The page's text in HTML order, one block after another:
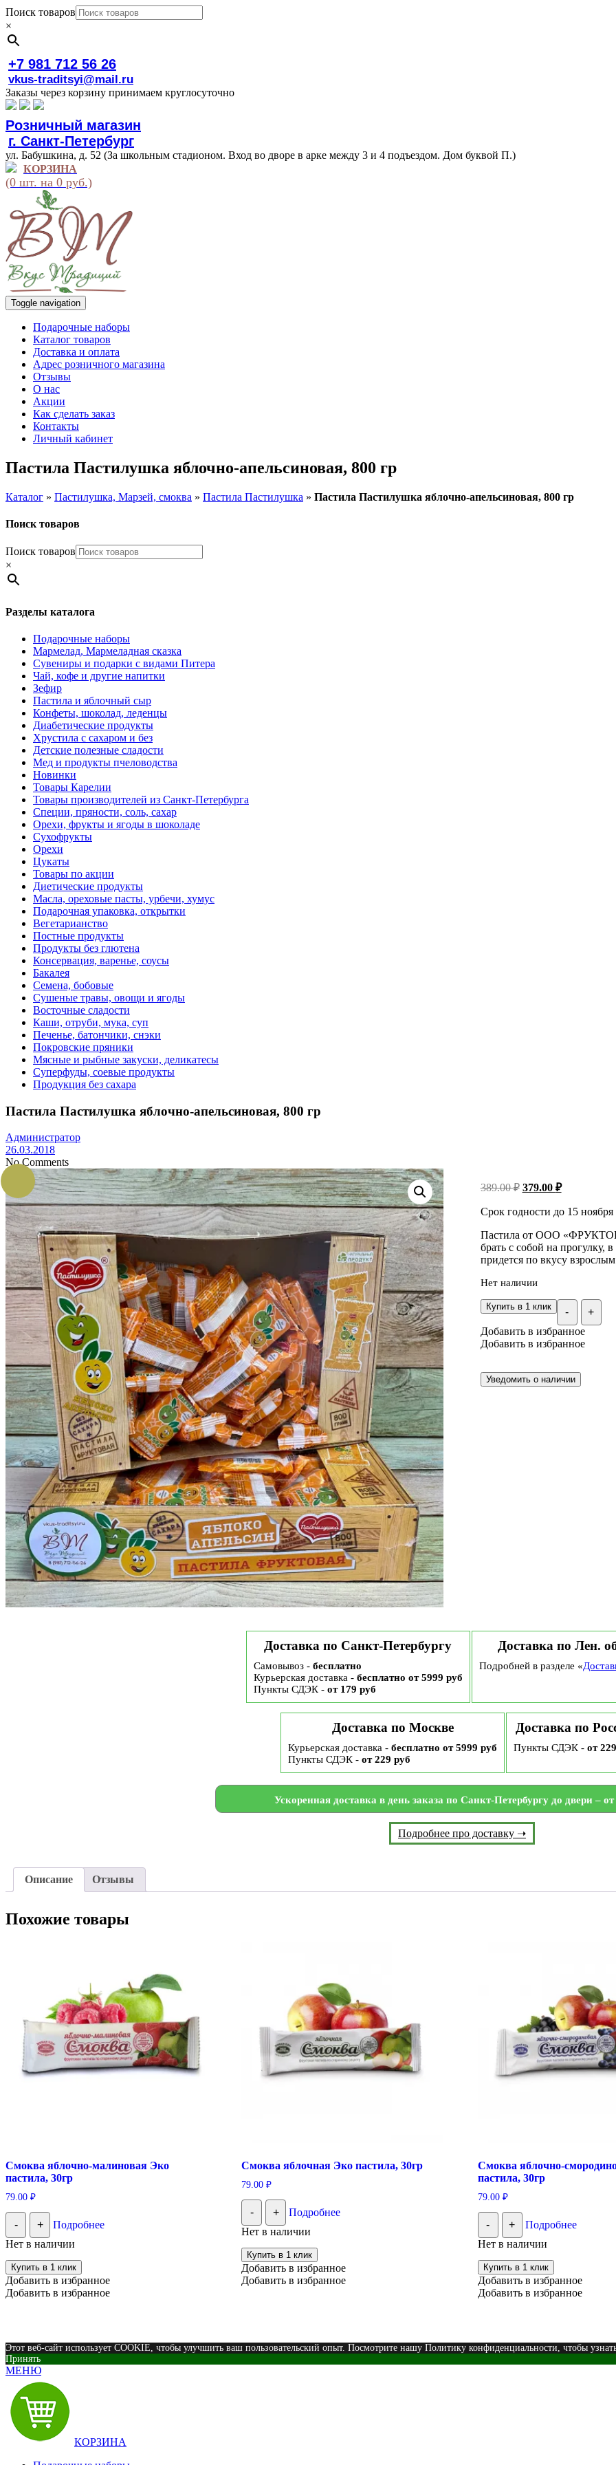
Поиск товаров
×
+7 981 712 56 26
vkus-traditsyi@mail.ru
Заказы через корзину принимаем круглосуточно
Розничный магазин
г. Санкт-Петербург
ул. Бабушкина, д. 52 (За школьным стадионом. Вход во дворе в арке между 3 и 4 подъездом. Дом буквой П.)
КОРЗИНА
(0 шт. на 0 руб.)
Toggle navigation
Подарочные наборы
Каталог товаров
Доставка и оплата
Адрес розничного магазина
Отзывы
О нас
Акции
Как сделать заказ
Контакты
Личный кабинет
Пастила Пастилушка яблочно-апельсиновая, 800 гр
Каталог » Пастилушка, Марзей, смоква » Пастила Пастилушка » Пастила Пастилушка яблочно-апельсиновая, 800 гр
Поиск товаров
Поиск товаров
×
Разделы каталога
Подарочные наборы
Мармелад, Мармеладная сказка
Сувениры и подарки с видами Питера
Чай, кофе и другие напитки
Зефир
Пастила и яблочный сыр
Конфеты, шоколад, леденцы
Диабетические продукты
Хрустила с сахаром и без
Детские полезные сладости
Мед и продукты пчеловодства
Новинки
Товары Карелии
Товары производителей из Санкт-Петербурга
Специи, пряности, соль, сахар
Орехи, фрукты и ягоды в шоколаде
Сухофрукты
Орехи
Цукаты
Товары по акции
Диетические продукты
Масла, ореховые пасты, урбечи, хумус
Подарочная упаковка, открытки
Вегетарианство
Постные продукты
Продукты без глютена
Консервация, варенье, соусы
Бакалея
Семена, бобовые
Сушеные травы, овощи и ягоды
Восточные сладости
Каши, отруби, мука, суп
Печенье, батончики, снэки
Покровские пряники
Мясные и рыбные закуски, деликатесы
Суперфуды, соевые продукты
Продукция без сахара
Пастила Пастилушка яблочно-апельсиновая, 800 гр
Администратор
26.03.2018
No Comments
389.00₽ Первоначальная
составляла
379.00 ₽Текущая
379.00 ₽.
Срок годности до 15 ноября
Пастила от ООО
брать с собой на прогулку,
придется по вкусу
Нет наличии
- +
Купить в 1 клик
Добавить в избранное
Добавить в избранное
Доставка по Санкт-Петербургу
Самовывоз - бесплатно
Курьерская доставка - бесплатно от 5999 руб
Пункты СДЭК - от 179 руб
Доставка по Лен.
Подробней в разделе «
Доставка по Москве
Курьерская доставка - бесплатно от 5999 руб
Пункты СДЭК - от 229 руб
Доставка по
Пункты СДЭК - от
Ускоренная доставка в день заказа по Санкт-Петербургу до двери –
Подробнее про доставку ➝
Описание Отзывы
Похожие товары
Смоква яблочно-малиновая Эко
пастила, 30гр
79.00 ₽
- +
Подробнее
Нет в наличии
Купить в 1 клик
Добавить в избранное
Добавить в избранное
Смоква яблочная Эко пастила, 30гр
79.00₽
- +
Подробнее
Нет в наличии
Купить в 1 клик
Добавить в избранное
Добавить в избранное
Смоква яблочно-
пастила, 30гр
79.00 ₽
- +
Подробнее
Нет в наличии
Купить в 1 клик
Добавить в избранное
Добавить в избранное
Этот веб-сайт использует COOKIE, чтобы улучшить ваш пользовательский опыт. Посмотрите нашу Политику конфиденциальности, чтобы
Принять
МЕНЮ
КОРЗИНА